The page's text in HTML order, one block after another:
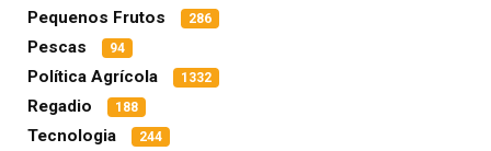
Pequenos Frutos 286
Pescas 94
Política Agrícola 1332
Regadio 188
Tecnologia 244